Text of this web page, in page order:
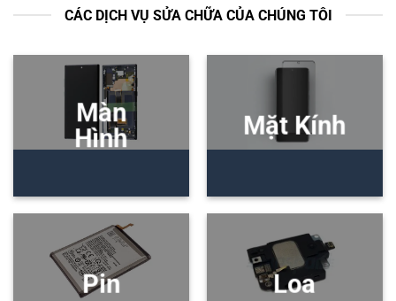
CÁC DỊCH VỤ SỬA CHỮA CỦA CHÚNG TÔI
Màn
Hình
Mặt Kính
Pin Loa